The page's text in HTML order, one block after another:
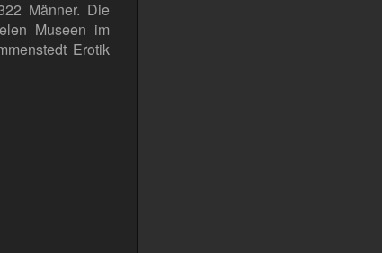
Männer. Die
Museen im
Erotik